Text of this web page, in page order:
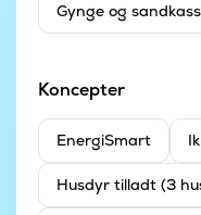
Gynge og
Koncepter
EnergiSmart
Husdyr tilladt (3